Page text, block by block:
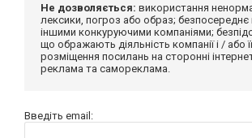
Не дозволяється: використання
лексики, погроз або образ; безпосереднє
іншими конкуруючими компаніями;
що ображають діяльність компанії і / або
розміщення посилань на сторонні
реклама та самореклама.
Введіть email: